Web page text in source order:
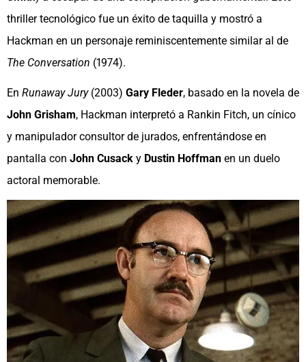
thriller tecnológico fue un éxito de taquilla y mostró a
Hackman en un personaje reminiscentemente similar al de
The Conversation (1974).
En Runaway Jury(2003) Gary Fleder, basado en la novela de
John Grisham, Hackman interpretó a Rankin Fitch, un cínico
y manipulador consultor de jurados, enfrentándose en
pantalla con John Cusack y Dustin Hoffman en un duelo
actoral memorable.